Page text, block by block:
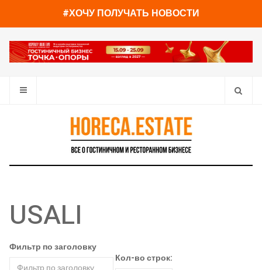
#ХОЧУ ПОЛУЧАТЬ НОВОСТИ
USALI
Фильтр по заголовку
Кол-во строк: